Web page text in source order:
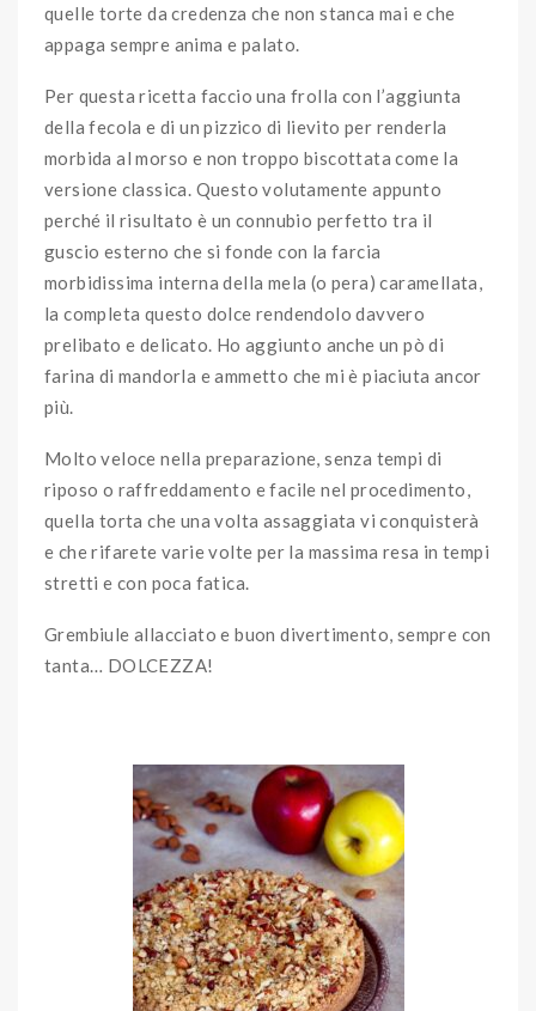
quelle torte da credenza che non stanca mai e che
appaga sempre anima e palato.
Per questa ricetta faccio una frolla con l’aggiunta
della fecola e di un pizzico di lievito per renderla
morbida al morso e non troppo biscottata come la
versione classica. Questo volutamente appunto
perché il risultato è un connubio perfetto tra il
guscio esterno che si fonde con la farcia
morbidissima interna della mela (o pera) caramellata,
la completa questo dolce rendendolo davvero
prelibato e delicato. Ho aggiunto anche un pò di
farina di mandorla e ammetto che mi è piaciuta ancor
più.
Molto veloce nella preparazione, senza tempi di
riposo o raffreddamento e facile nel procedimento,
quella torta che una volta assaggiata vi conquisterà
e che rifarete varie volte per la massima resa in tempi
stretti e con poca fatica.
Grembiule allacciato e buon divertimento, sempre con
tanta… DOLCEZZA!